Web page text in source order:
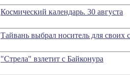
Космический календарь. 30 августа
Тайвань выбрал носитель для своих
"Стрела" взлетит с Байконура